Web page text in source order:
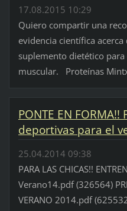
17.08.2015 10:29
Quiero compartir una
evidencia científica
suplemento dietético
muscular. Proteínas
PONTE EN
deportivas para el
25.04.2014 09:38
PARA LAS CHICAS!!
Verano14.pdf (326564)
VERANO 2014.pdf